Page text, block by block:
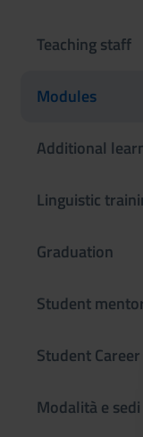
Teaching staff
Modules
Additional
Linguistic
Graduation
Student
Student
Modalità e